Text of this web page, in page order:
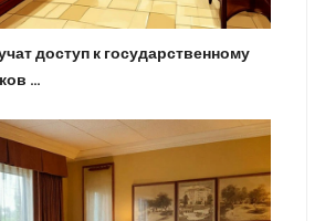
доступ к государственному
…